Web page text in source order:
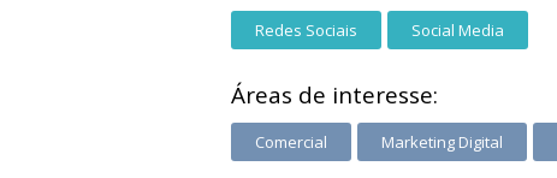
Redes Sociais Social Media
Áreas de interesse:
Comercial Marketing Digital